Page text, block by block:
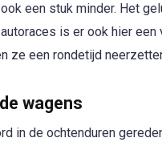
een stuk minder. Het
is er ook hier
ze een rondetijd
wagens
in de ochtenduren